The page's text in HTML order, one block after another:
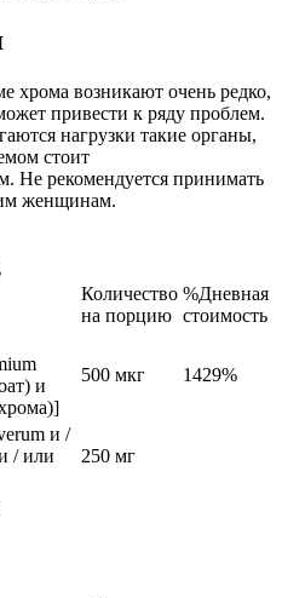
хрома возникают очень редко,
привести к ряду проблем.
нагрузки такие органы,
стоит
Не рекомендуется принимать
женщинам.
Количество
на порцию
%Дневная
стоимость
и
500 мкг 1429%
и /
/ или
250 мг